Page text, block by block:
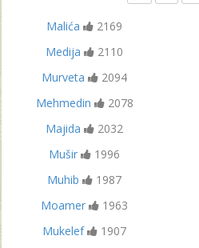
Malića 2169
Medija
2110
Murveta
2094
Mehmedin
2078
Majida
2032
Mušir
1996
Muhib
1987
Moamer
1963
Mukelef
1907